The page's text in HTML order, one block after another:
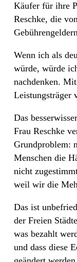
Käufer für ihre
Reschke, die
Wenn ich als
würde, würde
nachdenken.
Leistungsträger
Das
Frau Reschke
Grundproblem:
Menschen die
nicht
weil wir die
Das ist
der Freien
was bezahlt
und dass diese